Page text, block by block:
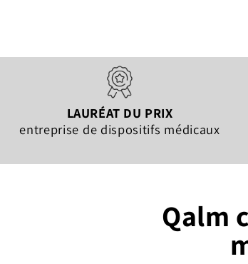
LAURÉAT DU PRIX
entreprise de dispositifs médicaux
Qalm